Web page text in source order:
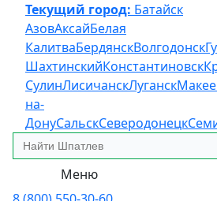
Текущий город: Батайск
АзовАксайБелая
КалитваБердянскВолгодонск
ШахтинскийКонстантиновск
СулинЛисичанскЛуганск
на-
ДонуСальскСеверодонецк
Меню